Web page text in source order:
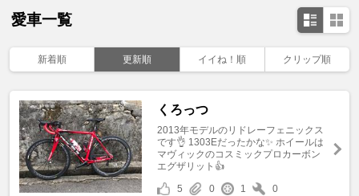
愛車一覧
新着順 更新順 イイね！順 クリップ順
くろっつ
2013年モデルのリドレーフェニックス
です👌 1303Eだったかな✨ ホイールは
マヴィックのコスミックプロカーボン
エグザリット👍
5
0 1 0